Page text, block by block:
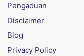
Pengaduan
Disclaimer
Blog
Privacy Policy